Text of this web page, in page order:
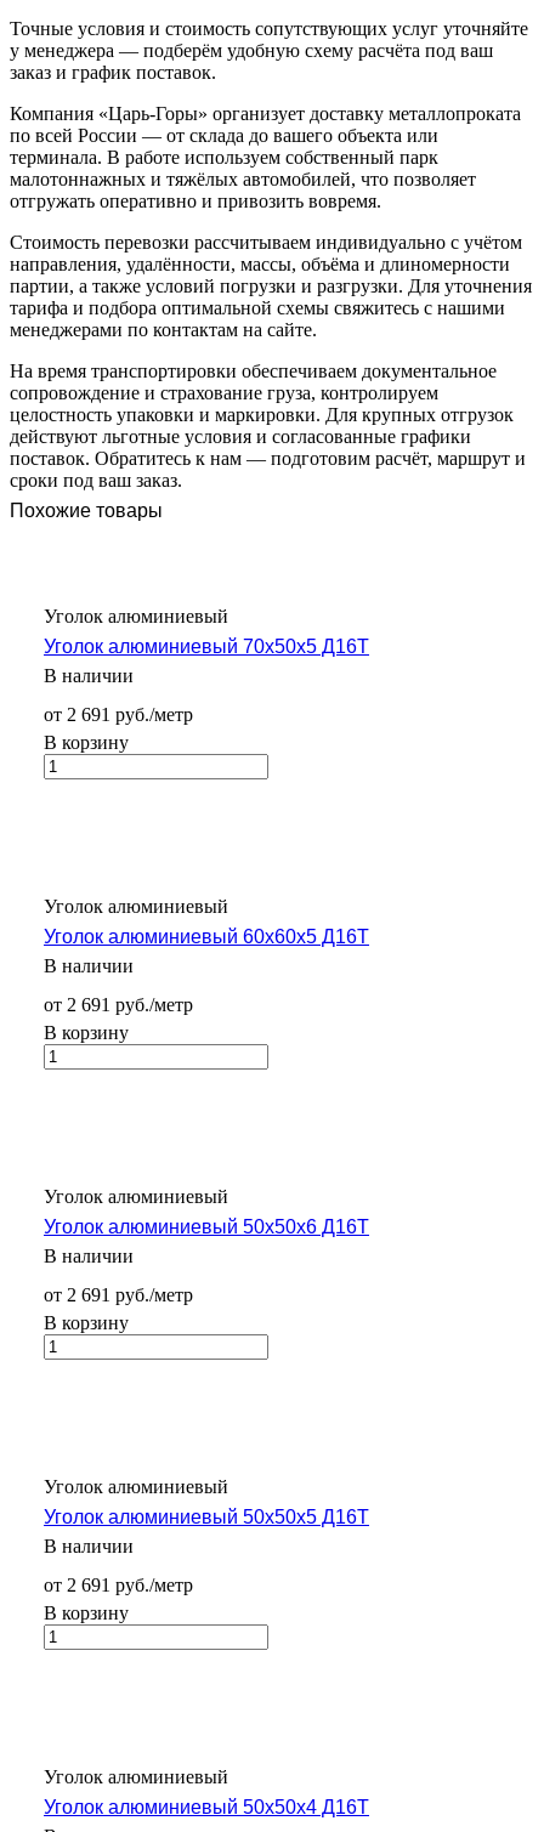
Точные условия и стоимость сопутствующих услуг уточняйте
у менеджера — подберём удобную схему расчёта под ваш
заказ и график поставок.
Компания «Царь-Горы» организует доставку металлопроката
по всей России — от склада до вашего объекта или
терминала. В работе используем собственный парк
малотоннажных и тяжёлых автомобилей, что позволяет
отгружать оперативно и привозить вовремя.
Стоимость перевозки рассчитываем индивидуально с учётом
направления, удалённости, массы, объёма и длиномерности
партии, а также условий погрузки и разгрузки. Для уточнения
тарифа и подбора оптимальной схемы свяжитесь с нашими
менеджерами по контактам на сайте.
На время транспортировки обеспечиваем документальное
сопровождение и страхование груза, контролируем
целостность упаковки и маркировки. Для крупных отгрузок
действуют льготные условия и согласованные графики
поставок. Обратитесь к нам — подготовим расчёт, маршрут и
сроки под ваш заказ.
Похожие товары
Уголок алюминиевый
Уголок алюминиевый 70х50х5 Д16Т
В наличии
от 2 691 руб./метр
В корзину
Уголок алюминиевый
Уголок алюминиевый 60х60х5 Д16Т
В наличии
от 2 691 руб./метр
В корзину
Уголок алюминиевый
Уголок алюминиевый 50х50х6 Д16Т
В наличии
от 2 691 руб./метр
В корзину
Уголок алюминиевый
Уголок алюминиевый 50х50х5 Д16Т
В наличии
от 2 691 руб./метр
В корзину
Уголок алюминиевый
Уголок алюминиевый 50х50х4 Д16Т